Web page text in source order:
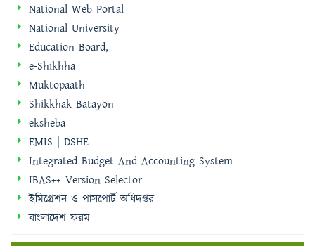
National Web Portal
National University
Education Board,
e-Shikhha
Muktopaath
Shikkhak Batayon
eksheba
EMIS | DSHE
Integrated Budget And Accounting System
IBAS++ Version Selector
ইমিগ্রেশন ও পাসপোর্ট অধিদপ্তর
বাংলাদেশ ফরম